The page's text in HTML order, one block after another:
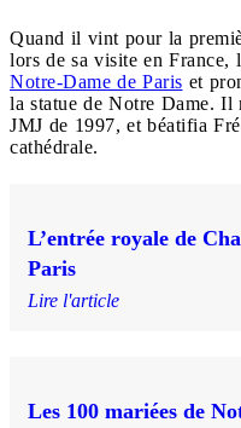
Quand il vint pour la
lors de sa visite en France,
Notre-Dame de Paris et
la statue de Notre Dame. Il
JMJ de 1997, et béatifia
cathédrale.
L’entrée royale de
Paris
Lire l'article
Les 100 mariées de